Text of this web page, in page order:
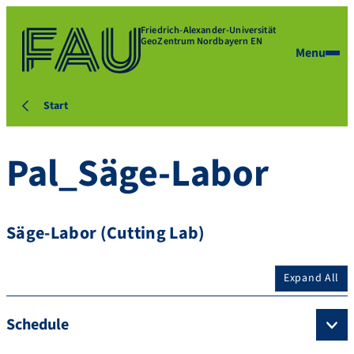
Friedrich-Alexander-Universität
GeoZentrum Nordbayern EN
Menu
Start
Pal_Säge-Labor
Säge-Labor (Cutting Lab)
Expand All
Schedule